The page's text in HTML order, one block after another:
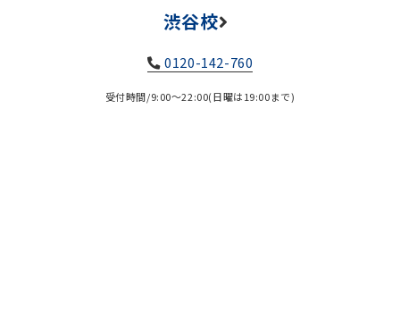
渋谷校
0120-142-760
受付時間/9:00～22:00(日曜は19:00まで)